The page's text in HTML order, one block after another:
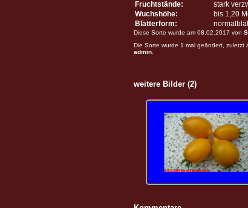
Fruchtstände:
stark
Wuchshöhe:
bis 1,20
Blätterform:
Diese Sorte wurde am 08.02.2017 von
Die Sorte wurde 1 mal geändert, zuletzt
admin
weitere Bilder (2)